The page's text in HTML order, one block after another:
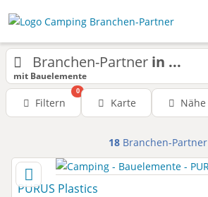
Branchen-Partner in ...
mit Bauelemente
Filtern
0
Karte Nähe
18 Branchen-Partner
PURUS Plastics